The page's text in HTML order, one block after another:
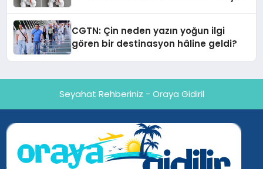
CGTN: Çin neden yazın yoğun ilgi
gören bir destinasyon hâline geldi?
Seyahat Rehberiniz - Oraya Gidiril